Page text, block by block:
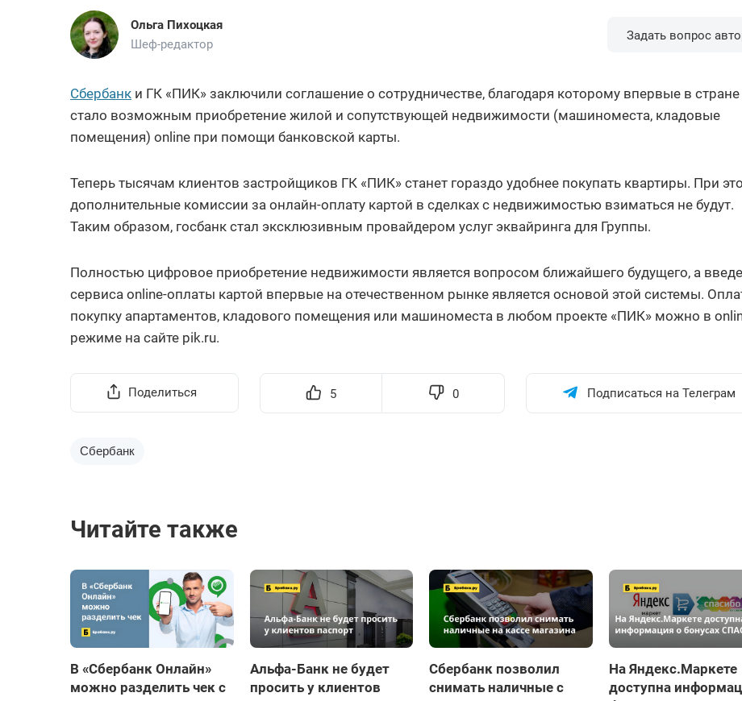
Ольга Пихоцкая
Шеф-редактор
Задать вопрос
Сбербанк и ГК «ПИК» заключили соглашение о сотрудничестве, благодаря которому впервые в стране
стало возможным приобретение жилой и сопутствующей недвижимости (машиноместа, кладовые
помещения) online при помощи банковской карты.
Теперь тысячам клиентов застройщиков ГК «ПИК» станет гораздо удобнее покупать квартиры. При
дополнительные комиссии за онлайн-оплату картой в сделках с недвижимостью взиматься не будут.
Таким образом, госбанк стал эксклюзивным провайдером услуг эквайринга для Группы.
Полностью цифровое приобретение недвижимости является вопросом ближайшего будущего, а
сервиса online-оплаты картой впервые на отечественном рынке является основой этой системы.
покупку апартаментов, кладового помещения или машиноместа в любом проекте «ПИК» можно в
режиме на сайте pik.ru.
Поделиться 5 0 Подписаться на Телеграм
Сбербанк
Читайте также
В «Сбербанк Онлайн»
можно разделить чек с
Альфа-Банк не будет
просить у клиентов
Сбербанк позволил
снимать наличные с
На Яндекс.Маркете
доступна